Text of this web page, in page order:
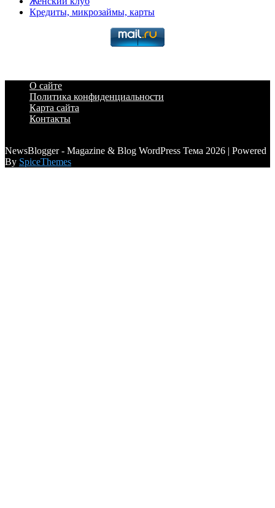
Кредиты, микрозаймы, карты
О сайте
Политика конфиденциальности
Карта сайта
Контакты
NewsBlogger - Magazine & Blog WordPress Тема 2026 | Powered
By SpiceThemes